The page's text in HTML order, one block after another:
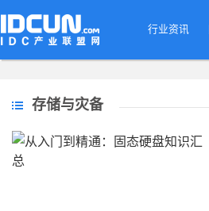
行业资讯
存储与灾备